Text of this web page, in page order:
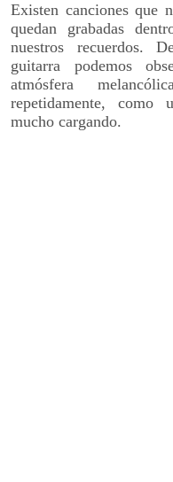
Existen canciones que
quedan grabadas
nuestros recuerdos.
guitarra podemos
atmósfera
repetidamente, como
mucho cargando.